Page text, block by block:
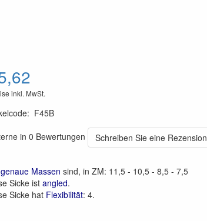
inkl. MwSt.
: F45B
in 0 Bewertungen
Schreiben Sie eine Rezension
genaue Massen sind, in ZM: 11,5 - 10,5 - 8,5 - 7,5
Sicke ist angled.
Sicke hat Flexibilität: 4.